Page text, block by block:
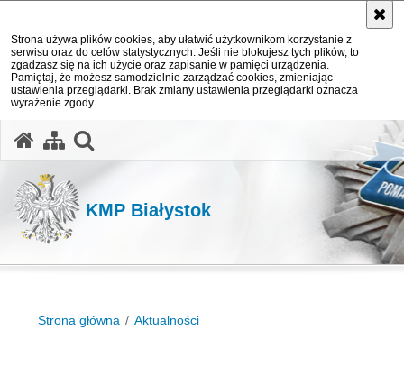
Strona używa plików cookies, aby ułatwić użytkownikom korzystanie z
serwisu oraz do celów statystycznych. Jeśli nie blokujesz tych plików, to
zgadzasz się na ich użycie oraz zapisanie w pamięci urządzenia.
Pamiętaj, że możesz samodzielnie zarządzać cookies, zmieniając
ustawienia przeglądarki. Brak zmiany ustawienia przeglądarki oznacza
wyrażenie zgody.
KMP Białystok
Strona główna Aktualności